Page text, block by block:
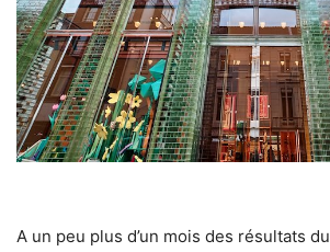
A un peu plus d’un mois des résultats du